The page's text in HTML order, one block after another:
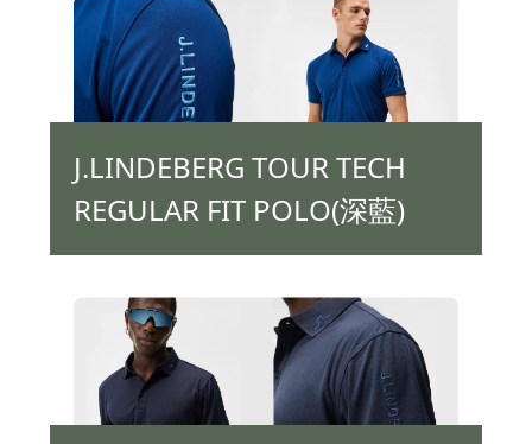
J.LINDEBERG TOUR TECH
REGULAR FIT POLO(深藍)